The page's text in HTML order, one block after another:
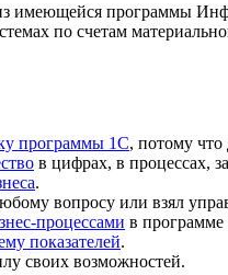
имеющейся программы
по счетам
программы 1С, потому
в цифрах, в процессах,
.
вопросу или взял
процессами в
показателей.
своих возможностей.